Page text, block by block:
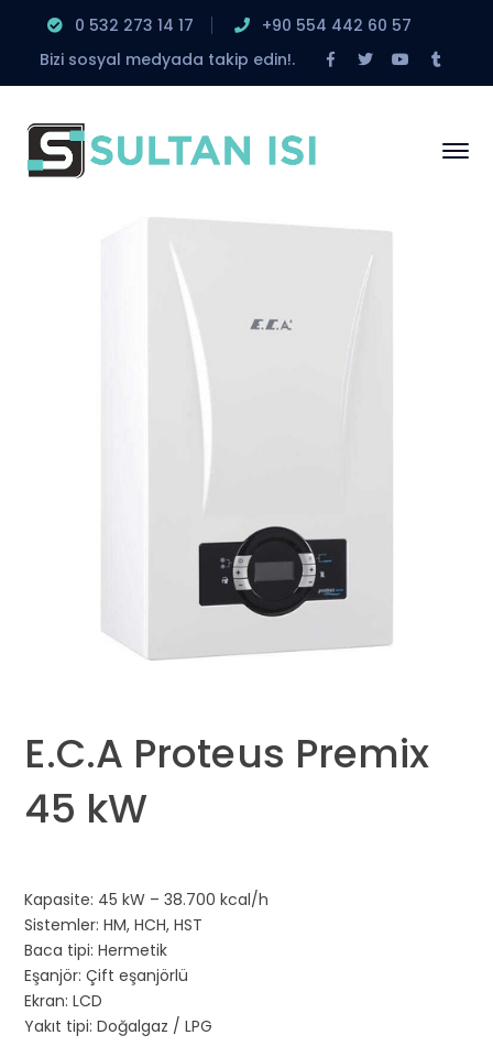
0 532 273 14 17
‎+90 554 442 60 57
Bizi sosyal medyada takip edin!.
Facebook
Profile
Twitter
Profile
Youtube
ProfileProfile
E.C.A Proteus Premix
45 kW
Kapasite: 45 kW –38.700 kcal/h
Sistemler: HM, HCH, HST
Baca tipi: Hermetik
Eşanjör: Çift eşanjörlü
Ekran: LCD
Yakıt tipi: Doğalgaz / LPG